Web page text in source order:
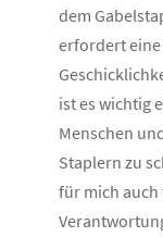
dem
erfordert
ist es wichtig
Menschen
Staplern zu
für mich